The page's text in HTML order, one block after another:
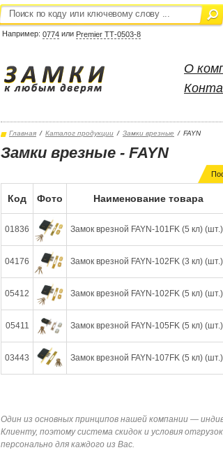
Например: 0774 или Premier ТТ-0503-8
О
Главная / Каталог продукции / Замки врезные / FAYN
Замки врезные - FAYN
Код Фото Наименование товара
01836 Замок врезной FAYN-101FK (5 кл) (шт.)
04176 Замок врезной FAYN-102FK (3 кл) (шт.)
05412 Замок врезной FAYN-102FK (5 кл) (шт.)
05411 Замок врезной FAYN-105FK (5 кл) (шт.)
03443 Замок врезной FAYN-107FK (5 кл) (шт.)
Один из основных принципов нашей компании —
Клиенту, поэтому система скидок и условия
персонально для каждого из Вас.